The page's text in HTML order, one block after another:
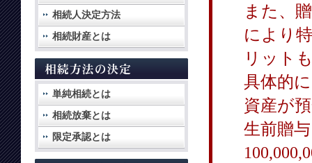
また、
により
リット
具体的
資産が
生前贈
相続人決定方法
相続財産とは
単純相続とは
相続放棄とは
限定承認とは